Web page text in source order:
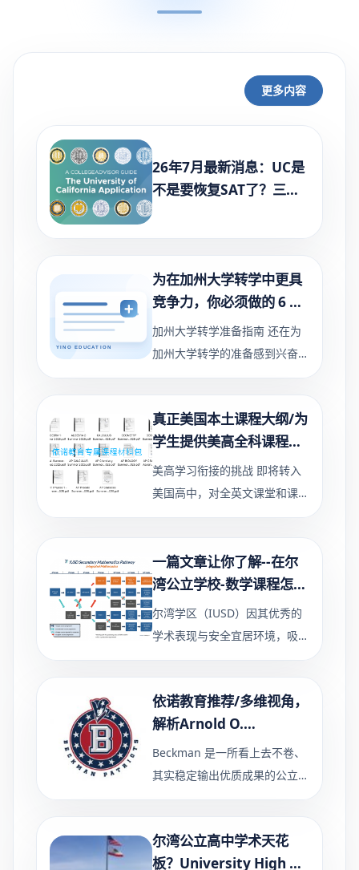
更多内容
26年7月最新消息：UC是
不是要恢复SAT了？三条
为在加州大学转学中更具
竞争力，你必须做的 6 件
事
加州大学转学准备指南 还在为
加州大学转学的准备感到兴奋还
是焦虑吗？以下是大学期间必做
你必须做的事情 1. 了解TAG转
学录取保证项目 如果您正在就
真正美国本土课程大纲/为
学生提供美高全科课程预
习辅导
美高学习衔接的挑战 即将转入
美国高中，对全英文课堂和课程
体系感到陌生？ 已经在读美
担心暑假一断档开学就跟不上？
老师上课节奏快、作业难度高，
一篇文章让你了解--在尔
湾公立学校-数学课程怎么
规划怎么选？
尔湾学区（IUSD）因其优秀的
学术表现与安全宜居环境，吸引
了大量重视教育的家庭。而在所
最关心的部分它不仅是高中毕业
的硬指标，更是大学申请的核
依诺教育推荐/多维视角，
解析Arnold O.
Beckman High School
的真实实力
Beckman 是一所看上去不卷、
其实稳定输出优质成果的公立高
中。它不制造噱头，却通过扎实
许多学术导向家庭的对标学校。
每季都有上百名热血学生申请
尔湾公立高中学术天花
板？University High 深